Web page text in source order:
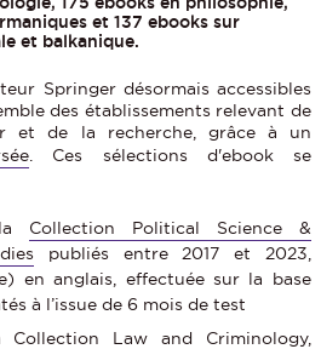
et 137 ebooks sur
et balkanique.
Springer désormais accessibles
des établissements relevant de
et de la recherche, grâce à un
. Ces sélections d'ebook se
Collection Political Science &
publiés entre 2017 et 2023,
en anglais, effectuée sur la base
à l’issue de 6 mois de test
Collection Law and Criminology,